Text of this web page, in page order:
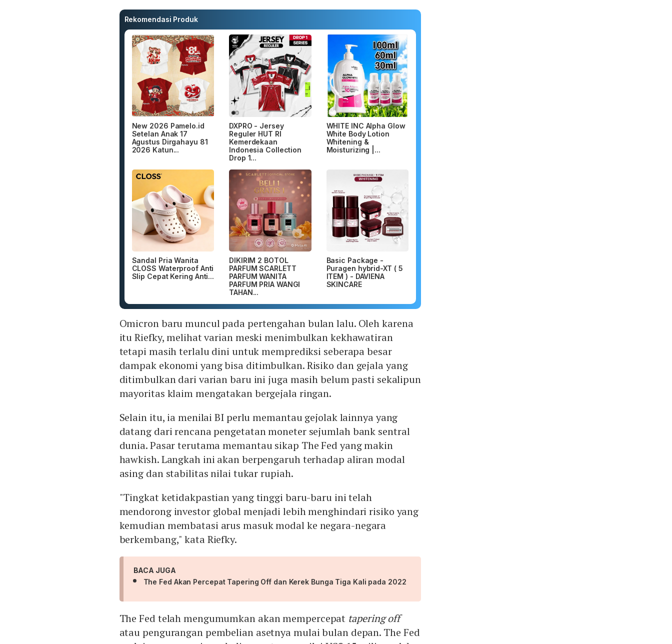
Rekomendasi Produk
New 2026 Pamelo.id
Setelan Anak 17
Agustus Dirgahayu 81
2026 Katun...
DXPRO - Jersey
Reguler HUT RI
Kemerdekaan
Indonesia Collection
Drop 1...
WHITE INC Alpha Glow
White Body Lotion
Whitening &
Moisturizing |...
Sandal Pria Wanita
CLOSS Waterproof Anti
Slip Cepat Kering Anti...
DIKIRIM 2 BOTOL
PARFUM SCARLETT
PARFUM WANITA
PARFUM PRIA WANGI
TAHAN...
Basic Package -
Puragen hybrid-XT ( 5
ITEM ) - DAVIENA
SKINCARE
Omicron baru muncul pada pertengahan bulan lalu. Oleh karena
itu Riefky, melihat varian meski menimbulkan kekhawatiran
tetapi masih terlalu dini untuk memprediksi seberapa besar
dampak ekonomi yang bisa ditimbulkan. Risiko dan gejala yang
ditimbulkan dari varian baru ini juga masih belum pasti sekalipun
mayoritas klaim mengatakan bergejala ringan.
Selain itu, ia menilai BI perlu memantau gejolak lainnya yang
datang dari rencana pengetatan moneter sejumlah bank sentral
dunia. Pasar terutama memantau sikap The Fed yang makin
hawkish. Langkah ini akan berpengaruh terhadap aliran modal
asing dan stabilitas nilai tukar rupiah.
"Tingkat ketidakpastian yang tinggi baru-baru ini telah
mendorong investor global menjadi lebih menghindari risiko yang
kemudian membatasi arus masuk modal ke negara-negara
berkembang," kata Riefky.
BACA JUGA
The Fed Akan Percepat Tapering Off dan Kerek Bunga Tiga Kali pada 2022
The Fed telah mengumumkan akan mempercepat tapering off
atau pengurangan pembelian asetnya mulai bulan depan. The Fed